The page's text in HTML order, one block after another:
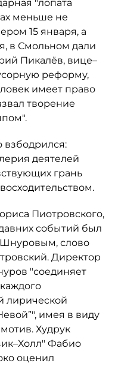
"лопата
меньше не
15 января, а
в Смольном дали
Пикалёв, вице–
реформу,
имеет право
творение
взбодрился:
деятелей
грань
Пиотровского,
событий был
Шнуровым, слово
Директор
"соединяет
лирической
имея в виду
Худрук
Фабио
оценил